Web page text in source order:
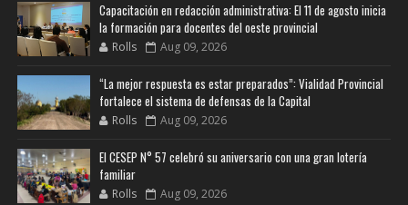
Capacitación en redacción administrativa: El 11 de agosto inicia
la formación para docentes del oeste provincial
Rolls Aug 09, 2026
“La mejor respuesta es estar preparados”: Vialidad Provincial
fortalece el sistema de defensas de la Capital
Rolls Aug 09, 2026
El CESEP N° 57 celebró su aniversario con una gran lotería
familiar
Rolls Aug 09, 2026